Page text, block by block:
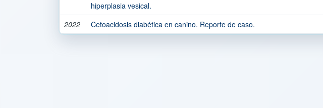
hiperplasia vesical.
2022 Cetoacidosis diabética en canino. Reporte de caso.